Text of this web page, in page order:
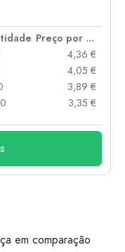
Preço por peça
4,36 €
4,05 €
3,89 €
3,35 €
em comparação